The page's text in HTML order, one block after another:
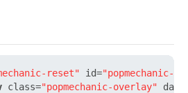
reset" id="popmechanic-
class="popmechanic-overlay"